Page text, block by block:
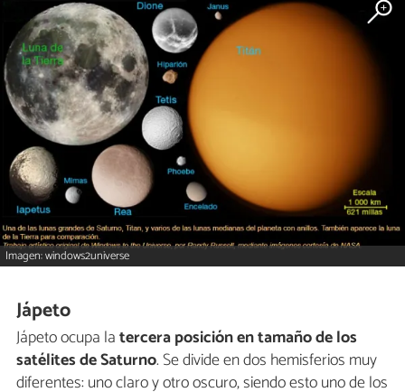
Imagen: windows2universe
Jápeto
Jápeto ocupa latercera posición en tamaño de los
satélites de Saturno. Se divide en dos hemisferios muy
diferentes: uno claro y otro oscuro, siendo esto uno de los